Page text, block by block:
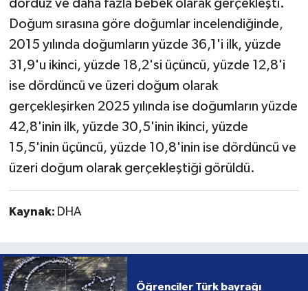
dördüz ve daha fazla bebek olarak gerçekleşti.
Doğum sırasına göre doğumlar incelendiğinde,
2015 yılında doğumların yüzde 36,1'i ilk, yüzde
31,9'u ikinci, yüzde 18,2'si üçüncü, yüzde 12,8'i
ise dördüncü ve üzeri doğum olarak
gerçekleşirken 2025 yılında ise doğumların yüzde
42,8'inin ilk, yüzde 30,5'inin ikinci, yüzde
15,5'inin üçüncü, yüzde 10,8'inin ise dördüncü ve
üzeri doğum olarak gerçekleştiği görüldü.
Kaynak: DHA
Öğrenciler Türk bayrağı